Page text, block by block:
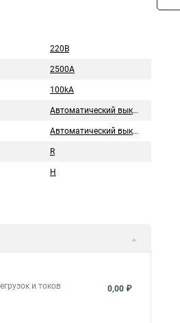
220В
2500A
100kA
Автоматический выключатель
Автоматический выключатель
R
H
и токов
0,00 ₽